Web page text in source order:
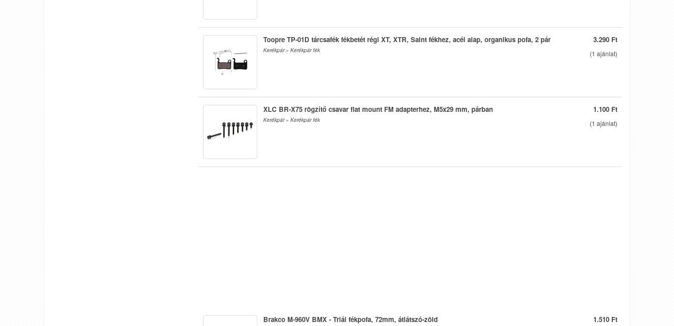
3.290 Ft
(1 ajánlat)
Toopre TP-01D tárcsafék fékbetét régi XT, XTR, Saint fékhez, acél alap, organikus pofa, 2 pár
Kerékpár » Kerékpár fék
1.100 Ft
(1 ajánlat)
XLC BR-X75 rögzítő csavar flat mount FM adapterhez, M5x29 mm, párban
Kerékpár » Kerékpár fék
1.510 Ft
Brakco M-960V BMX - Triál fékpofa, 72mm, átlátszó-zöld